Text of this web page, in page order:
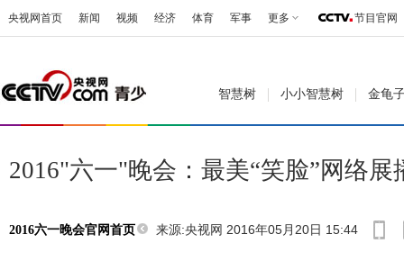
央视网首页 新闻 视频 经济 体育 军事 更多 节目官网
智慧树 小小智慧树 金龟
2016"六一"晚会：最美“笑脸”网络展
2016六一晚会官网首页 来源:央视网 2016年05月20日 15:44